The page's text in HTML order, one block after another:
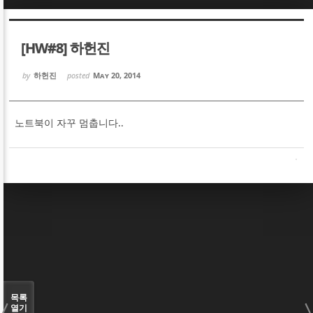
[HW#8] 하헌진
by 하헌진 posted May 20, 2014
노트북이 자꾸 멈춥니다..
목록
열기
Sketchbook5, 스케치북5
Sketchbook5, 스케치북5
Sketchbook5, 스케치북5
Sketchbook5, 스케치북5